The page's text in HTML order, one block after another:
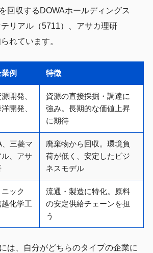
回収するDOWAホールディングス
テリアル（5711）、アサカ理研
れています。
例 特徴
開発、
開発、
資源の直接採掘・調達に
強み。長期的な価値上昇
に期待
、三菱マ
、アサ
廃棄物から回収。環境負
荷が低く、安定したビジ
ネスモデル
ック
越化学工
流通・製造に特化。原料
の安定供給チェーンを担
う
は、自分がどちらのタイプの企業に